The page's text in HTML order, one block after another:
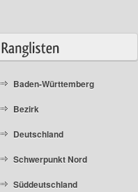
Baden-Württemberg
Bezirk
Deutschland
Schwerpunkt Nord
Süddeutschland